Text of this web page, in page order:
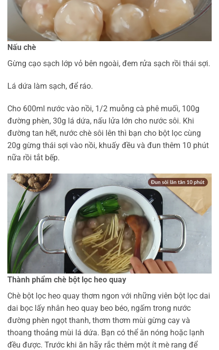
Nấu chè
Gừng cạo sạch lớp vỏ bên ngoài, đem rửa sạch rồi thái sợi.
Lá dứa làm sạch, để ráo.
Cho 600ml nước vào nồi, 1/2 muỗng cà phê muối, 100g
đường phèn, 30g lá dứa, nấu lửa lớn cho nước sôi. Khi
đường tan hết, nước chè sôi lên thì bạn cho bột lọc cùng
20g gừng thái sợi vào nồi, khuấy đều và đun thêm 10 phút
nữa rồi tắt bếp.
Thành phẩm chè bột lọc heo quay
Chè bột lọc heo quay thơm ngon với những viên bột lọc dai
dai bọc lấy nhân heo quay beo béo, ngấm trong nước
đường phèn ngọt thanh, thơm thơm mùi gừng cay và
thoang thoảng mùi lá dứa. Bạn có thể ăn nóng hoặc lạnh
đều được. Trước khi ăn hãy rắc thêm một ít mè rang để